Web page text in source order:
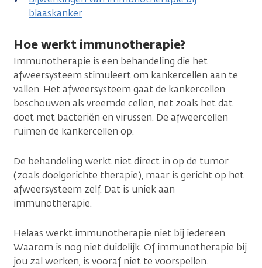
blaaskanker
Hoe werkt immunotherapie?
Immunotherapie is een behandeling die het
afweersysteem stimuleert om kankercellen aan te
vallen. Het afweersysteem gaat de kankercellen
beschouwen als vreemde cellen, net zoals het dat
doet met bacteriën en virussen. De afweercellen
ruimen de kankercellen op.
De behandeling werkt niet direct in op de tumor
(zoals doelgerichte therapie), maar is gericht op het
afweersysteem zelf. Dat is uniek aan
immunotherapie.
Helaas werkt immunotherapie niet bij iedereen.
Waarom is nog niet duidelijk. Of immunotherapie bij
jou zal werken, is vooraf niet te voorspellen.